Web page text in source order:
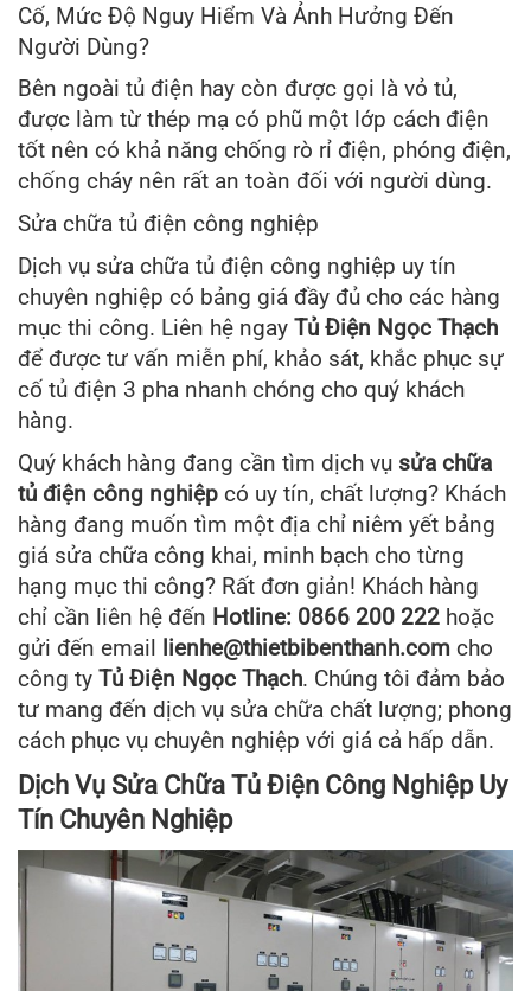
Cố, Mức Độ Nguy Hiểm Và Ảnh Hưởng Đến
Người Dùng?
Bên ngoài tủ điện hay còn được gọi là vỏ tủ,
được làm từ thép mạ có phũ một lớp cách điện
tốt nên có khả năng chống rò rỉ điện, phóng điện,
chống cháy nên rất an toàn đối với người dùng.
Sửa chữa tủ điện công nghiệp
Dịch vụ sửa chữa tủ điện công nghiệp uy tín
chuyên nghiệp có bảng giá đầy đủ cho các hàng
mục thi công. Liên hệ ngay Tủ Điện Ngọc Thạch
để được tư vấn miễn phí, khảo sát, khắc phục sự
cố tủ điện 3 pha nhanh chóng cho quý khách
hàng.
Quý khách hàng đang cần tìm dịch vụ sửa chữa
tủ điện công nghiệp có uy tín, chất lượng? Khách
hàng đang muốn tìm một địa chỉ niêm yết bảng
giá sửa chữa công khai, minh bạch cho từng
hạng mục thi công? Rất đơn giản! Khách hàng
chỉ cần liên hệ đến Hotline: 0866 200 222 hoặc
gửi đến email
lienhe@thietbibenthanh.com cho
công ty Tủ Điện Ngọc Thạch. Chúng tôi đảm bảo
tư mang đến dịch vụ sửa chữa chất lượng; phong
cách phục vụ chuyên nghiệp với giá cả hấp dẫn.
Dịch Vụ Sửa Chữa Tủ Điện Công Nghiệp Uy
Tín Chuyên Nghiệp